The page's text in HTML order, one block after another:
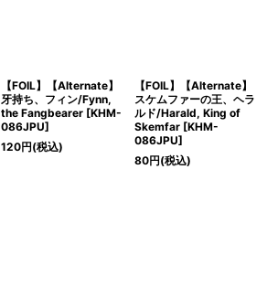
【FOIL】【Alternate】
牙持ち、フィン/Fynn,
the Fangbearer [KHM-
086JPU]
120円(税込)
【FOIL】【Alternate】
スケムファーの王、ヘラ
ルド/Harald, King of
Skemfar [KHM-
086JPU]
80円(税込)